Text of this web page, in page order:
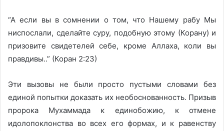
“А если вы в сомнении о том, что Нашему рабу Мы
ниспослали, сделайте суру, подобную этому (Корану) и
призовите свидетелей себе, кроме Аллаха, коли вы
правдивы..” (Коран 2:23)
Эти вызовы не были просто пустыми словами без
единой попытки доказать их необоснованность. Призыв
пророка Мухаммада к единобожию, к отмене
идолопоклонства во всех его формах, и к равенству